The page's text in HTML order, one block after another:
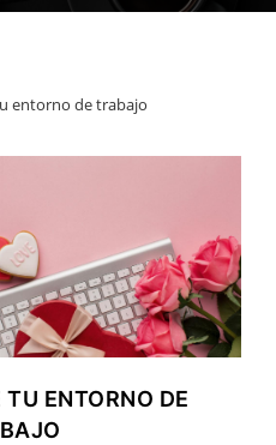
entorno de trabajo
ENTORNO DE